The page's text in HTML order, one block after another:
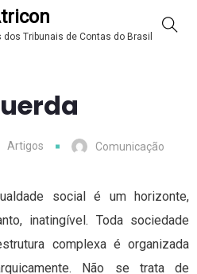
Tribunais de Contas do Brasil
Artigos Comunicação
social é um horizonte,
inatingível. Toda sociedade
complexa é organizada
Não se trata de